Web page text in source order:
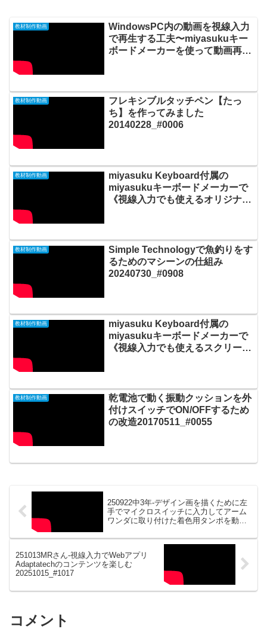
教材制作動画
WindowsPC内の動画を視線入力
で再生する工夫〜miyasukuキー
ボードメーカーを使って動画再生
教材制作動画
フレキシブルタッチペン【たっ
ち】を作ってみました
20140228_#0006
教材制作動画
miyasuku Keyboard付属の
miyasukuキーボードメーカーで
《視線入力でも使えるオリジナル
教材制作動画
Simple Technologyで魚釣りをす
るためのマシーンの仕組み
20240730_#0908
教材制作動画
miyasuku Keyboard付属の
miyasukuキーボードメーカーで
《視線入力でも使えるスクリーン
教材制作動画
乾電池で動く振動クッションを外
付けスイッチでON/OFFするため
の改造20170511_#0055
250922中3年-デザイン画を描くために左
手でマイクロスイッチに入力してアーム
ワンダに取り付けた着色用タンポを動か
251013MRさん-視線入力でWebアプリ
Adaptatechのコンテンツを楽しむ
20251015_#1017
コメント